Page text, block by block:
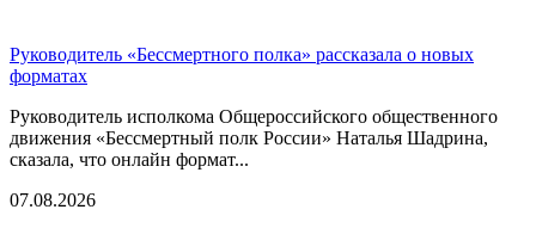
Руководитель «Бессмертного полка» рассказала о новых
форматах
Руководитель исполкома Общероссийского общественного
движения «Бессмертный полк России» Наталья Шадрина,
сказала, что онлайн формат...
07.08.2026